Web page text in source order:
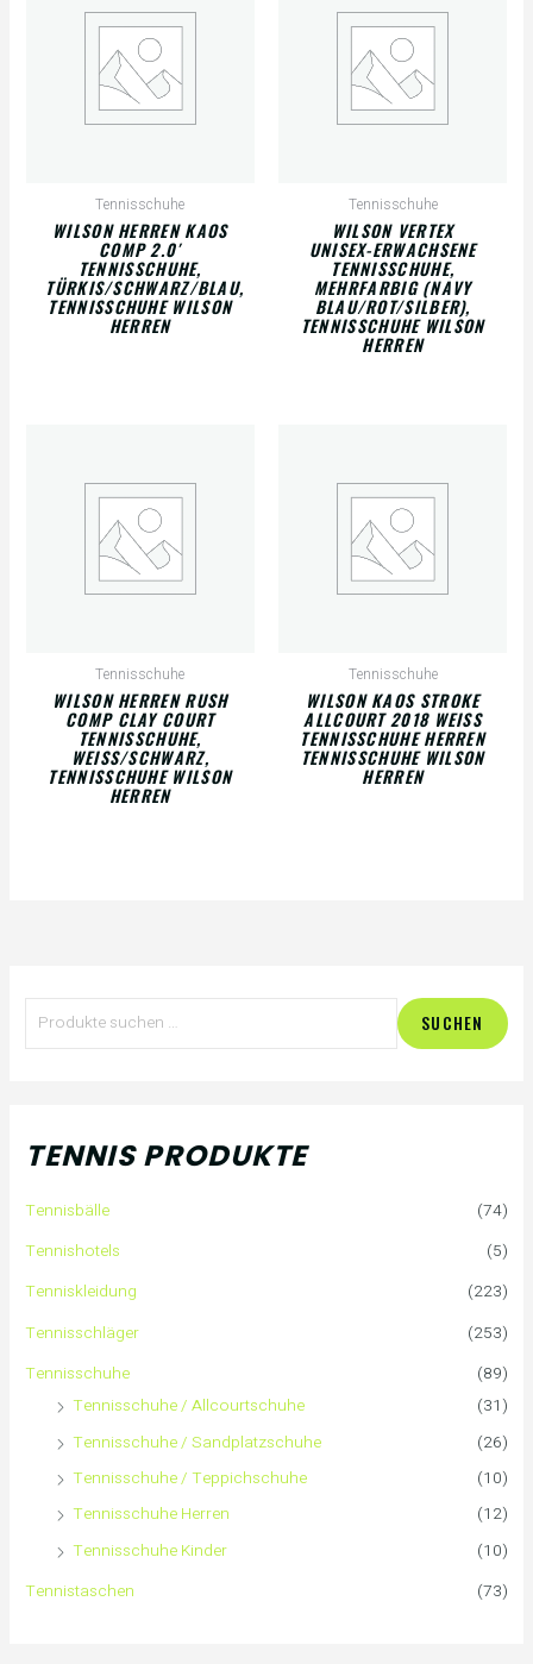
Tennisschuhe
WILSON HERREN KAOS
COMP 2.0′
TENNISSCHUHE,
TÜRKIS/SCHWARZ/BLAU,
TENNISSCHUHE WILSON
HERREN
Tennisschuhe
WILSON VERTEX
UNISEX-ERWACHSENE
TENNISSCHUHE,
MEHRFARBIG (NAVY
BLAU/ROT/SILBER),
TENNISSCHUHE WILSON
HERREN
Tennisschuhe
WILSON HERREN RUSH
COMP CLAY COURT
TENNISSCHUHE,
WEISS/SCHWARZ, T
ENNISSCHUHE WILSON H
ERREN
Tennisschuhe
WILSON KAOS STROKE
ALLCOURT 2018 WEISS
TENNISSCHUHE HERREN
TENNISSCHUHE WILSON
HERREN
n
a
c
SUCHEN
TENNIS PRODUKTE
Tennisbälle
(74)
Tennishotels
(5)
Tenniskleidung
(223)
Tennisschläger
(253)
Tennisschuhe
(89)
Tennisschuhe / Allcourtschuhe
(31)
Tennisschuhe / Sandplatzschuhe
(26)
Tennisschuhe / Teppichschuhe
(10)
Tennisschuhe Herren
(12)
Tennisschuhe Kinder
(10)
Tennistaschen
(73)